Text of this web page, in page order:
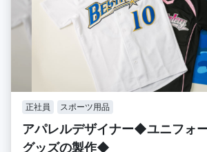
正社員 スポーツ用品
アパレルデザイナー◆ユニフォ
グッズの製作◆